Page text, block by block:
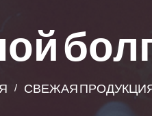
СВЕЖАЯ